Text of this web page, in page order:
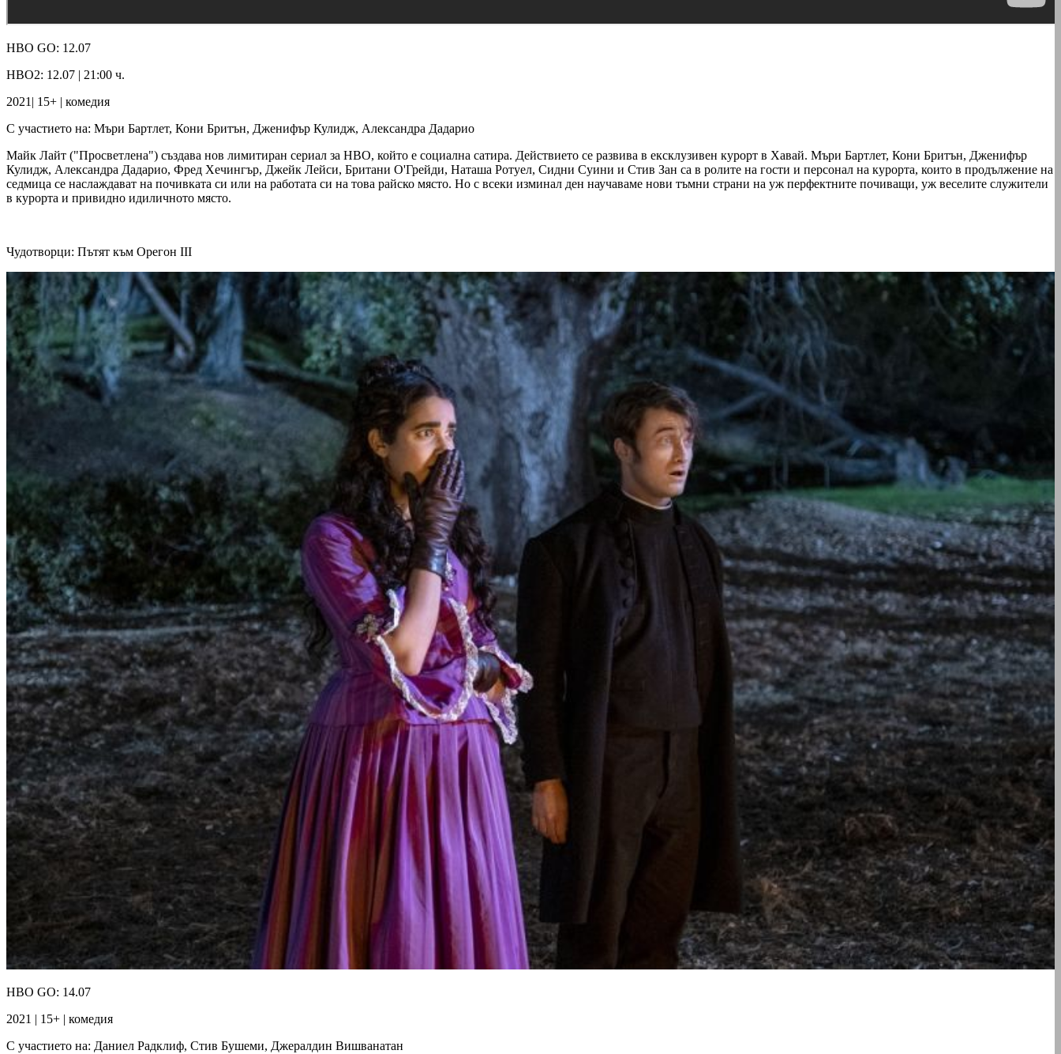
HBO GO: 12.07
HBO2: 12.07 | 21:00 ч.
2021| 15+ | комедия
С участието на: Мъри Бартлет, Кони Бритън, Дженифър Кулидж, Александра Дадарио
Майк Лайт ("Просветлена") създава нов лимитиран сериал за НВО, който е социална сатира. Действието се развива в ексклузивен курорт в Хавай. Мъри Бартлет, Кони Бритън, Дженифър
Кулидж, Александра Дадарио, Фред Хечингър, Джейк Лейси, Британи О'Грейди, Наташа Ротуел, Сидни Суини и Стив Зан са в ролите на гости и персонал на курорта, които в продължение на
седмица се наслаждават на почивката си или на работата си на това райско място. Но с всеки изминал ден научаваме нови тъмни страни на уж перфектните почиващи, уж веселите служители
в курорта и привидно идиличното място.
Чудотворци: Пътят към Орегон III
HBO GO: 14.07
2021 | 15+ | комедия
С участието на: Даниел Радклиф, Стив Бушеми, Джералдин Вишванатан